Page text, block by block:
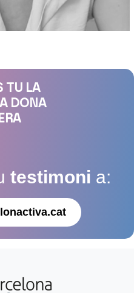
TU LA
DONA
testimoni a: